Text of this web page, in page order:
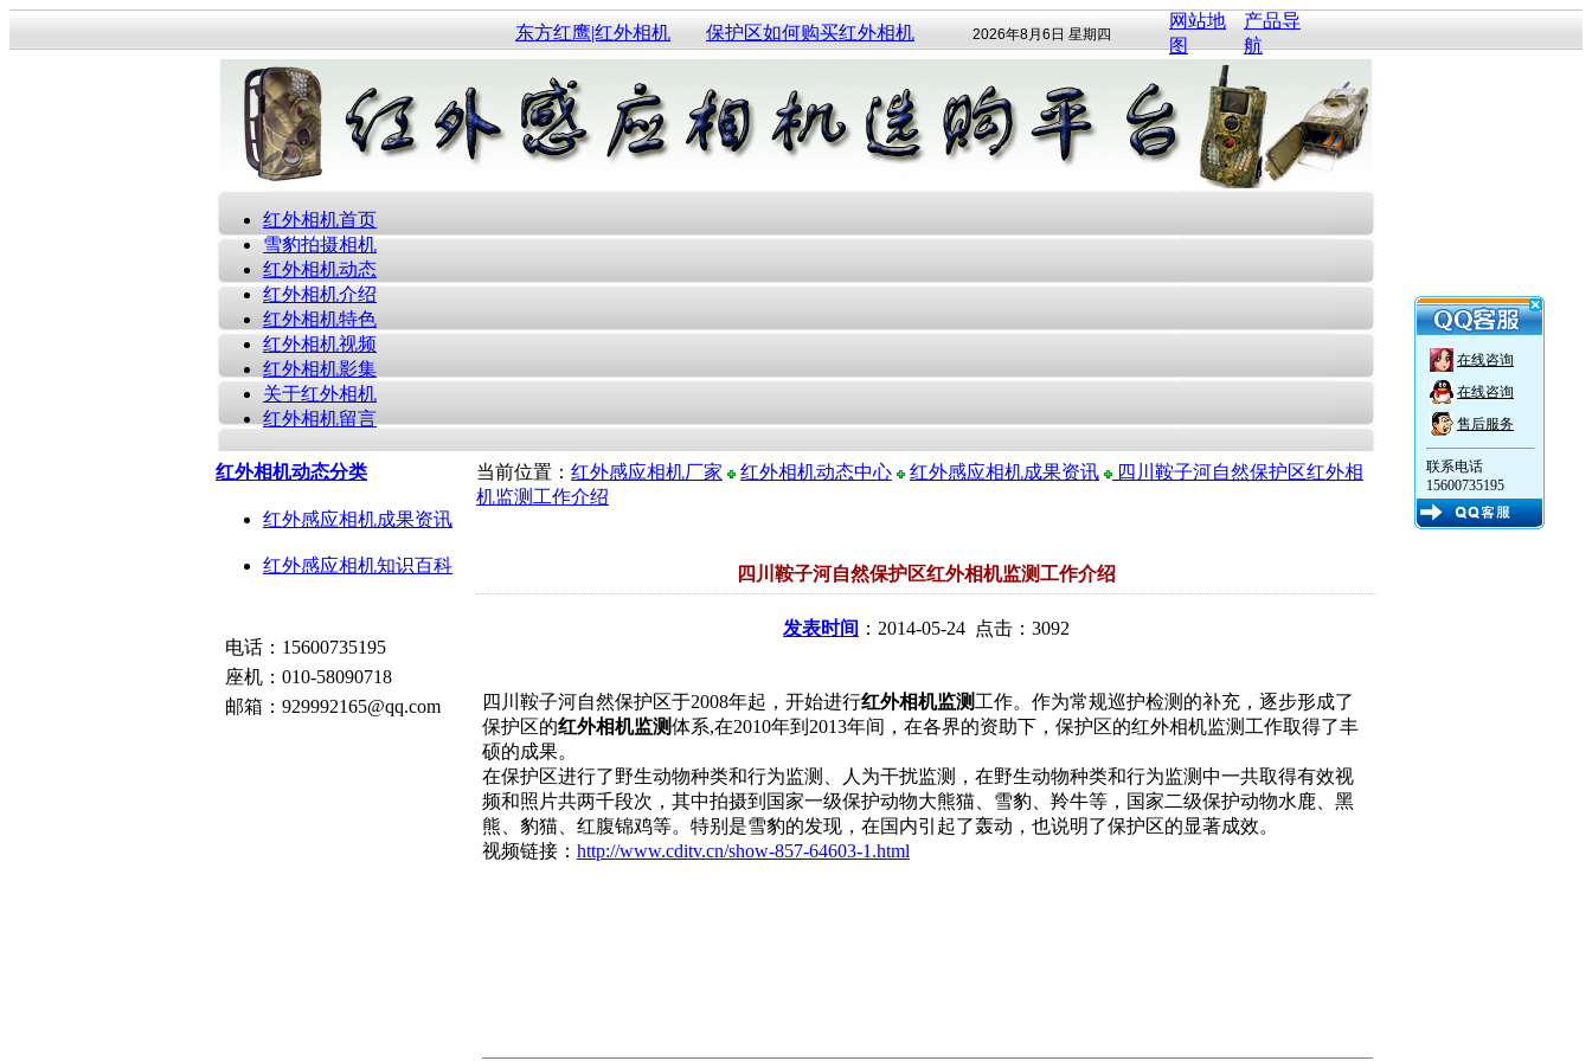
东方红鹰|红外相机 保护区如何购买红外相机 2026年8月6日 星期四
网站地
图
产品导
航
红外相机首页
雪豹拍摄相机
红外相机动态
红外相机介绍
红外相机特色
红外相机视频
红外相机影集
关于红外相机
红外相机留言
红外相机动态分类
红外感应相机成果资讯
红外感应相机知识百科
电话：15600735195
座机：010-58090718
邮箱：929992165@qq.com
当前位置： 红外感应相机厂家 红外相机动态中心 红外感应相机成果资讯
四川鞍子河自然保护区红外相
机监测工作介绍
四川鞍子河自然保护区红外相机监测工作介绍
发表时间 ：2014-05-24 点击：3092
四川鞍子河自然保护区于2008年起，开始进行红外相机监测 工作。作为常规巡护检测的补充，逐步形成了
保护区的红外相机监测体系,在2010年到2013年间，在各界的资助下，保护区的红外相机监测工作取得了丰
硕的成果。
在保护区进行了野生动物种类和行为监测、人为干扰监测，在野生动物种类和行为监测中一共取得有效视
频和照片共两千段次，其中拍摄到国家一级保护动物大熊猫、雪豹、羚牛等，国家二级保护动物水鹿、黑
熊、豹猫、红腹锦鸡等。特别是雪豹的发现，在国内引起了轰动，也说明了保护区的显著成效。
视频链接： http://www.cditv.cn/show-857-64603-1.html
在线咨询
在线咨询
售后服务
联系电话
15600735195